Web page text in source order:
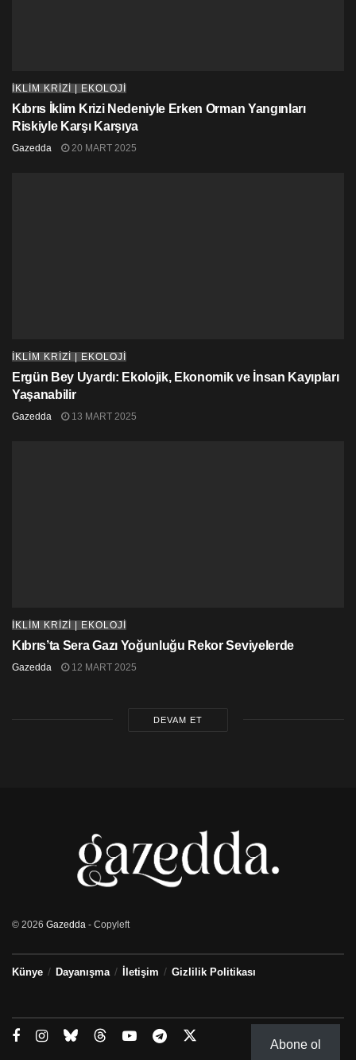
İKLİM KRİZİ | EKOLOJİ
Kıbrıs İklim Krizi Nedeniyle Erken Orman Yangınları
Riskiyle Karşı Karşıya
Gazedda 20 MART 2025
İKLİM KRİZİ | EKOLOJİ
Ergün Bey Uyardı: Ekolojik, Ekonomik ve İnsan Kayıpları
Yaşanabilir
Gazedda 13 MART 2025
İKLİM KRİZİ | EKOLOJİ
Kıbrıs’ta Sera Gazı Yoğunluğu Rekor Seviyelerde
Gazedda 12 MART 2025
DEVAM ET
© 2026 Gazedda - Copyleft
Künye Dayanışma İletişim Gizlilik Politikası
Abone ol